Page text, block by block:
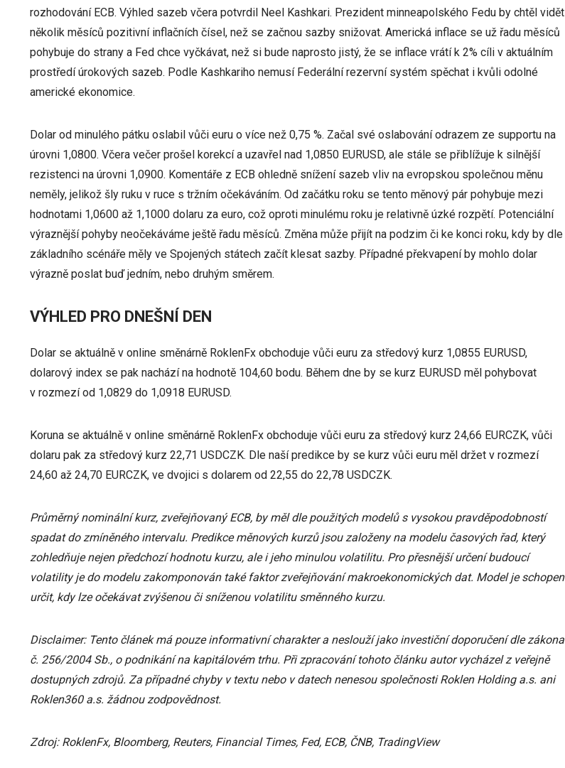
rozhodování ECB. Výhled sazeb včera potvrdil Neel Kashkari. Prezident minneapolského Fedu by chtěl vidět
několik měsíců pozitivní inflačních čísel, než se začnou sazby snižovat. Americká inflace se už řadu měsíců
pohybuje do strany a Fed chce vyčkávat, než si bude naprosto jistý, že se inflace vrátí k 2% cíli v aktuálním
prostředí úrokových sazeb. Podle Kashkariho nemusí Federální rezervní systém spěchat i kvůli odolné
americké ekonomice.
Dolar od minulého pátku oslabil vůči euru o více než 0,75 %. Začal své oslabování odrazem ze supportu na
úrovni 1,0800. Včera večer prošel korekcí a uzavřel nad 1,0850 EURUSD, ale stále se přiblížuje k silnější
rezistenci na úrovni 1,0900. Komentáře z ECB ohledně snížení sazeb vliv na evropskou společnou měnu
neměly, jelikož šly ruku v ruce s tržním očekáváním. Od začátku roku se tento měnový pár pohybuje mezi
hodnotami 1,0600 až 1,1000 dolaru za euro, což oproti minulému roku je relativně úzké rozpětí. Potenciální
výraznější pohyby neočekáváme ještě řadu měsíců. Změna může přijít na podzim či ke konci roku, kdy by dle
základního scénáře měly ve Spojených státech začít klesat sazby. Případné překvapení by mohlo dolar
výrazně poslat buď jedním, nebo druhým směrem.
VÝHLED PRO DNEŠNÍ DEN
Dolar se aktuálně v online směnárně RoklenFx obchoduje vůči euru za středový kurz 1,0855 EURUSD,
dolarový index se pak nachází na hodnotě 104,60 bodu. Během dne by se kurz EURUSD měl pohybovat
v rozmezí od 1,0829 do 1,0918 EURUSD.
Koruna se aktuálně v online směnárně RoklenFx obchoduje vůči euru za středový kurz 24,66 EURCZK, vůči
dolaru pak za středový kurz 22,71 USDCZK. Dle naší predikce by se kurz vůči euru měl držet v rozmezí
24,60 až 24,70 EURCZK, ve dvojici s dolarem od 22,55 do 22,78 USDCZK.
Průměrný nominální kurz, zveřejňovaný ECB, by měl dle použitých modelů s vysokou pravděpodobností
spadat do zmíněného intervalu. Predikce měnových kurzů jsou založeny na modelu časových řad, který
zohledňuje nejen předchozí hodnotu kurzu, ale i jeho minulou volatilitu. Pro přesnější určení budoucí
volatility je do modelu zakomponován také faktor zveřejňování makroekonomických dat. Model je schopen
určit, kdy lze očekávat zvýšenou či sníženou volatilitu směnného kurzu.
Disclaimer: Tento článek má pouze informativní charakter a neslouží jako investiční doporučení dle zákona
č. 256/2004 Sb., o podnikání na kapitálovém trhu. Při zpracování tohoto článku autor vycházel z veřejně
dostupných zdrojů. Za případné chyby v textu nebo v datech nenesou společnosti Roklen Holding a.s. ani
Roklen360 a.s. žádnou zodpovědnost.
Zdroj: RoklenFx, Bloomberg, Reuters, Financial Times, Fed, ECB, ČNB, TradingView